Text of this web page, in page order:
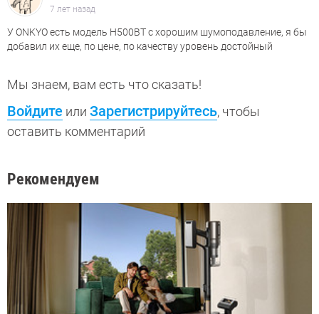
7 лет назад
У ONKYO есть модель H500BT с хорошим шумоподавление, я бы
добавил их еще, по цене, по качеству уровень достойный
Мы знаем, вам есть что сказать!
Войдите или Зарегистрируйтесь, чтобы
оставить комментарий
Рекомендуем